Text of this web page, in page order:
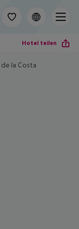
Hotel teilen
de la Costa